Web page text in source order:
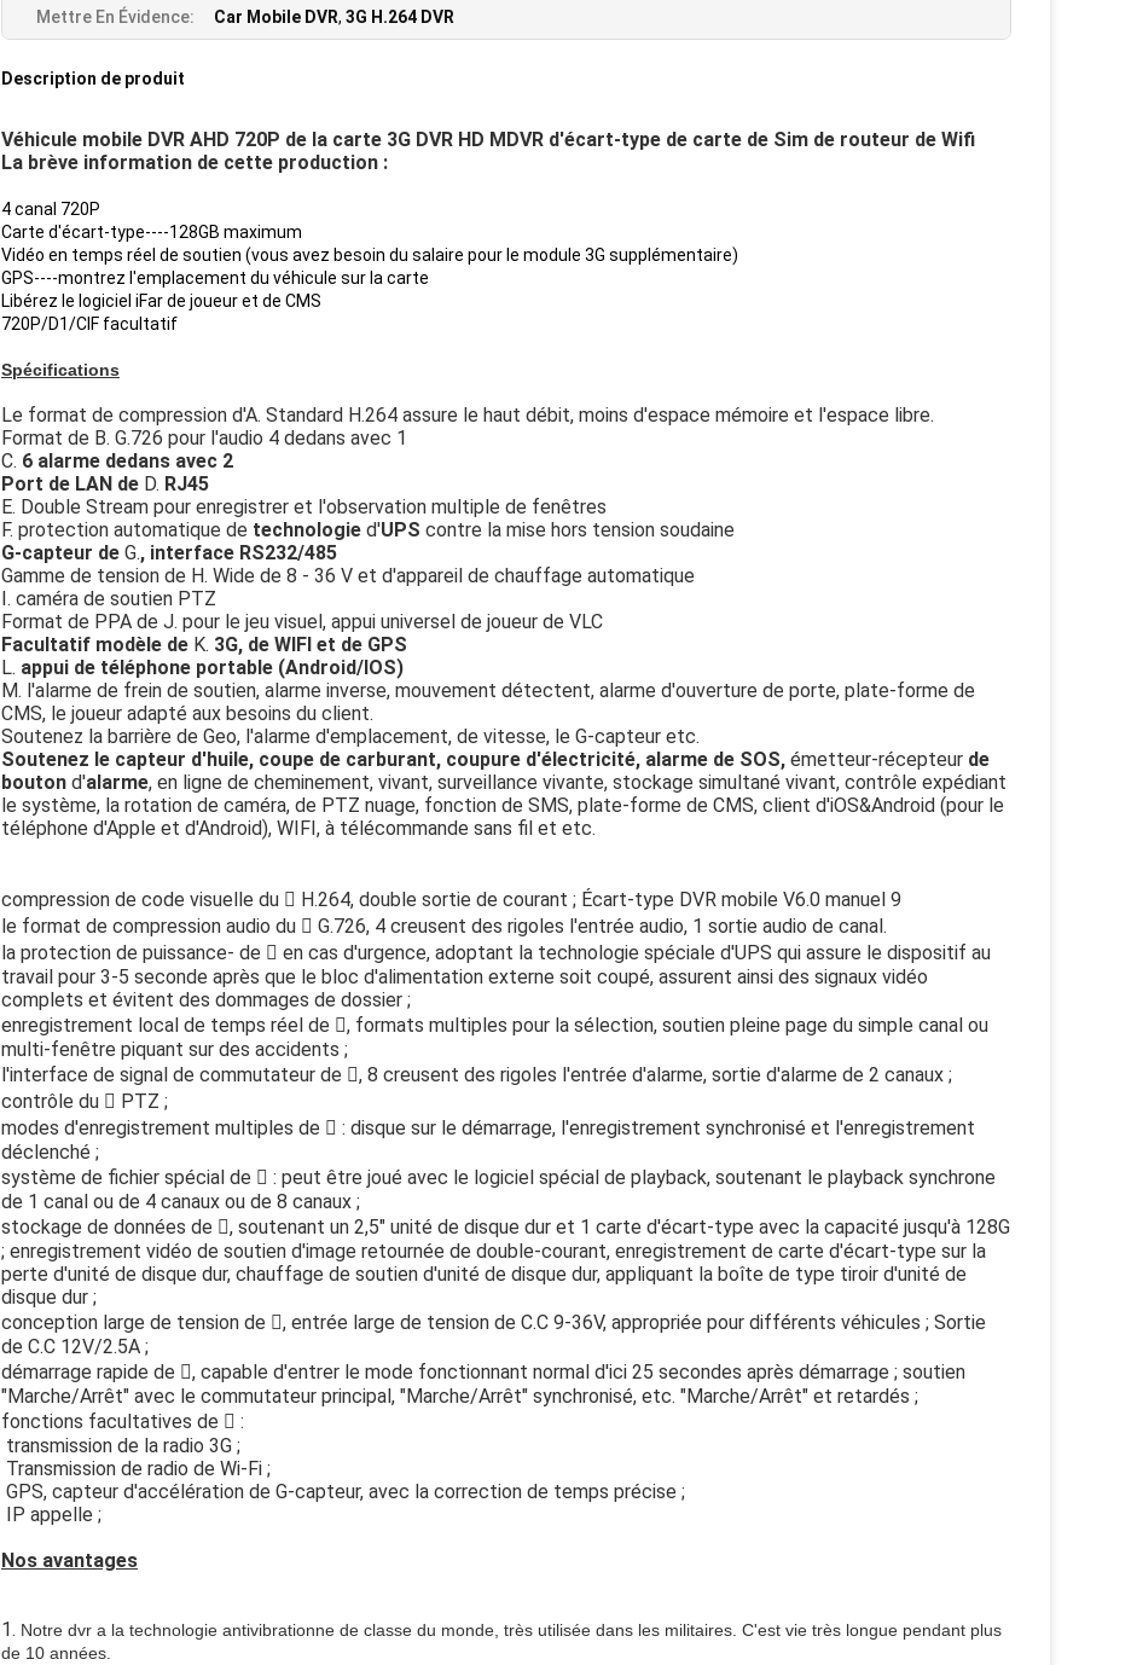
Mettre En Évidence: Car Mobile DVR, 3G H.264 DVR
Description de produit
Véhicule mobile DVR AHD 720P de la carte 3G DVR HD MDVR d'écart-type de carte de Sim de routeur de Wifi
La brève information de cette production :
4 canal 720P
Carte d'écart-type----128GB maximum
Vidéo en temps réel de soutien (vous avez besoin du salaire pour le module 3G supplémentaire)
GPS----montrez l'emplacement du véhicule sur la carte
Libérez le logiciel iFar de joueur et de CMS
720P/D1/CIF facultatif
Spécifications
Le format de compression d'A. Standard H.264 assure le haut débit, moins d'espace mémoire et l'espace libre.
Format de B. G.726 pour l'audio 4 dedans avec 1
C. 6 alarme dedans avec 2
Port de LAN de D. RJ45
E. Double Stream pour enregistrer et l'observation multiple de fenêtres
F. protection automatique de technologie d'UPS contre la mise hors tension soudaine
G-capteur de G., interface RS232/485
Gamme de tension de H. Wide de 8 - 36 V et d'appareil de chauffage automatique
I. caméra de soutien PTZ
Format de PPA de J. pour le jeu visuel, appui universel de joueur de VLC
Facultatif modèle de K. 3G, de WIFI et de GPS
L. appui de téléphone portable (Android/IOS)
M. l'alarme de frein de soutien, alarme inverse, mouvement détectent, alarme d'ouverture de porte, plate-forme de
CMS, le joueur adapté aux besoins du client.
Soutenez la barrière de Geo, l'alarme d'emplacement, de vitesse, le G-capteur etc.
Soutenez le capteur d'huile, coupe de carburant, coupure d'électricité, alarme de SOS, émetteur-récepteur de
bouton d'alarme, en ligne de cheminement, vivant, surveillance vivante, stockage simultané vivant, contrôle expédiant
le système, la rotation de caméra, de PTZ nuage, fonction de SMS, plate-forme de CMS, client d'iOS&Android (pour le
téléphone d'Apple et d'Android), WIFI, à télécommande sans fil et etc.
compression de code visuelle du  H.264, double sortie de courant ; Écart-type DVR mobile V6.0 manuel 9
le format de compression audio du  G.726, 4 creusent des rigoles l'entrée audio, 1 sortie audio de canal.
la protection de puissance- de  en cas d'urgence, adoptant la technologie spéciale d'UPS qui assure le dispositif au
travail pour 3-5 seconde après que le bloc d'alimentation externe soit coupé, assurent ainsi des signaux vidéo
complets et évitent des dommages de dossier ;
enregistrement local de temps réel de , formats multiples pour la sélection, soutien pleine page du simple canal ou
multi-fenêtre piquant sur des accidents ;
l'interface de signal de commutateur de , 8 creusent des rigoles l'entrée d'alarme, sortie d'alarme de 2 canaux ;
contrôle du  PTZ ;
modes d'enregistrement multiples de  : disque sur le démarrage, l'enregistrement synchronisé et l'enregistrement
déclenché ;
système de fichier spécial de  : peut être joué avec le logiciel spécial de playback, soutenant le playback synchrone
de 1 canal ou de 4 canaux ou de 8 canaux ;
stockage de données de , soutenant un 2,5" unité de disque dur et 1 carte d'écart-type avec la capacité jusqu'à 128G
; enregistrement vidéo de soutien d'image retournée de double-courant, enregistrement de carte d'écart-type sur la
perte d'unité de disque dur, chauffage de soutien d'unité de disque dur, appliquant la boîte de type tiroir d'unité de
disque dur ;
conception large de tension de , entrée large de tension de C.C 9-36V, appropriée pour différents véhicules ; Sortie
de C.C 12V/2.5A ;
démarrage rapide de , capable d'entrer le mode fonctionnant normal d'ici 25 secondes après démarrage ; soutien
"Marche/Arrêt" avec le commutateur principal, "Marche/Arrêt" synchronisé, etc. "Marche/Arrêt" et retardés ;
fonctions facultatives de  :
transmission de la radio 3G ;
Transmission de radio de Wi-Fi ;
GPS, capteur d'accélération de G-capteur, avec la correction de temps précise ;
IP appelle ;
Nos avantages
1. Notre dvr a la technologie antivibrationne de classe du monde, très utilisée dans les militaires. C'est vie très longue pendant plus
de 10 années.